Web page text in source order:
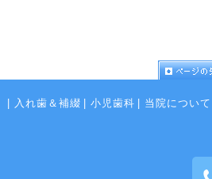
入れ歯＆補綴 小児歯科 当院について